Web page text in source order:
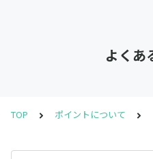
よくあ
TOP ポイントについて